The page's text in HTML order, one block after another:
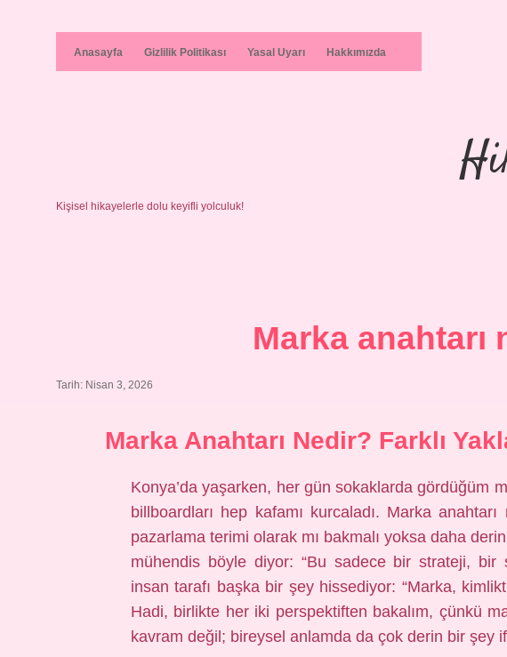
Anasayfa Gizlilik Politikası Yasal Uyarı Hakkımızda
Kişisel hikayelerle dolu keyifli yolculuk!
Marka anahtarı
Tarih: Nisan 3, 2026
Marka Anahtarı Nedir? Farklı
Konya’da yaşarken, her gün sokaklarda gördüğüm
billboardları hep kafamı kurcaladı. Marka
pazarlama terimi olarak mı bakmalı yoksa daha
mühendis böyle diyor: “Bu sadece bir strateji, bir
insan tarafı başka bir şey hissediyor: “Marka,
Hadi, birlikte her iki perspektiften bakalım, çünkü
kavram değil; bireysel anlamda da çok derin bir şey